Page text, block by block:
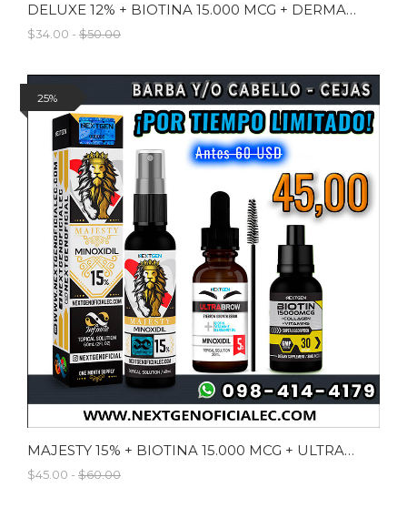
DELUXE 12% + BIOTINA 15.000 MCG + DERMAROLLER
$34.00 - $50.00
25%
MAJESTY 15% + BIOTINA 15.000 MCG + ULTRABROWN
$45.00 - $60.00